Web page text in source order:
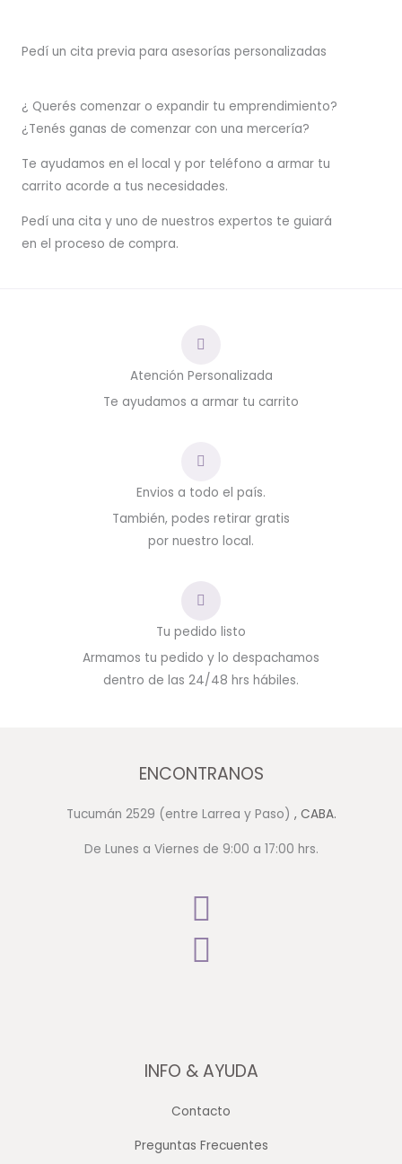
Pedí un cita previa para asesorías personalizadas
¿ Querés comenzar o expandir tu emprendimiento?
¿Tenés ganas de comenzar con una mercería?
Te ayudamos en el local y por teléfono a armar tu
carrito acorde a tus necesidades.
Pedí una cita y uno de nuestros expertos te guiará
en el proceso de compra.
Atención Personalizada
Te ayudamos a armar tu carrito
Envios a todo el país.
También, podes retirar gratis
por nuestro local.
Tu pedido listo
Armamos tu pedido y lo despachamos
dentro de las 24/48 hrs hábiles.
ENCONTRANOS
Tucumán 2529 (entre Larrea y Paso) , CABA.
De Lunes a Viernes de 9:00 a 17:00 hrs.
INFO & AYUDA
Contacto
Preguntas Frecuentes